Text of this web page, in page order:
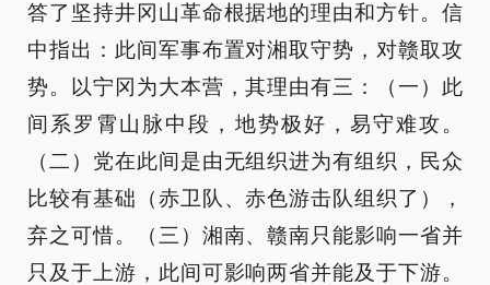
答了坚持井冈山革命根据地的理由和方针。信
中指出：此间军事布置对湘取守势，对赣取攻
势。以宁冈为大本营，其理由有三：（一）此
间系罗霄山脉中段，地势极好，易守难攻。
（二）党在此间是由无组织进为有组织，民众
比较有基础（赤卫队、赤色游击队组织了），
弃之可惜。（三）湘南、赣南只能影响一省并
只及于上游，此间可影响两省并能及于下游。